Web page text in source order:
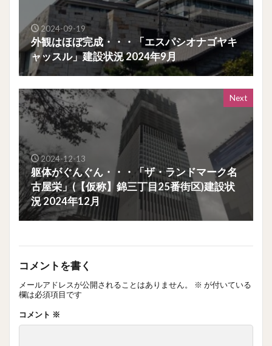
2024-09-19
外観はほぼ完成・・・「エスパシオナゴヤキ
ャッスル」建設状況 2024年9月
Next
2024-12-13
躯体がぐんぐん・・・「ザ・ランドマーク名
古屋栄」(【仮称】錦三丁目25番街区)建設状
況 2024年12月
コメントを書く
メールアドレスが公開されることはありません。 ※ が付いている
欄は必須項目です
コメント ※